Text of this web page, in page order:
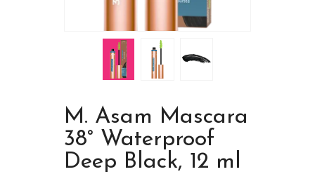
M. Asam Mascara
38° Waterproof
Deep Black, 12 ml